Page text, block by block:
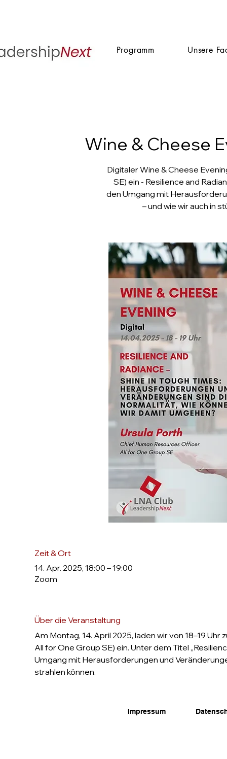
Programm Unsere
Wine & Cheese
Digitaler Wine & Cheese
SE) ein - Resilience and
den Umgang mit
– und wie wir auch in
Zeit & Ort
14. Apr. 2025, 18:00 – 19:00
Zoom
Über die Veranstaltung
Am Montag, 14. April 2025, laden wir von 18–19 Uhr
All for One Group SE) ein. Unter dem Titel
Umgang mit Herausforderungen und
strahlen können.
Impressum